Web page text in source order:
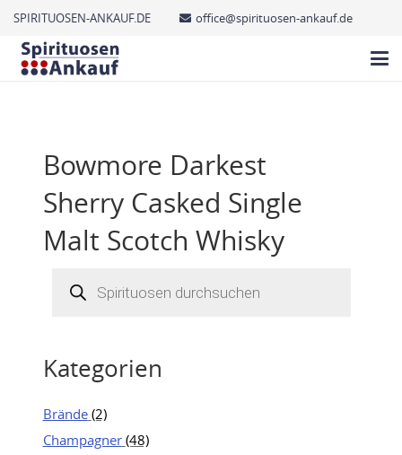
SPIRITUOSEN-ANKAUF.DE office@spirituosen-ankauf.de
Bowmore Darkest
Sherry Casked Single
Malt Scotch Whisky
search
Kategorien
Brände (2)
Champagner (48)